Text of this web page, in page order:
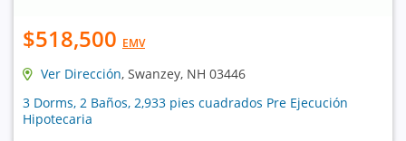
$518,500 EMV
Ver Dirección, Swanzey, NH 03446
3 Dorms, 2 Baños, 2,933 pies cuadrados Pre Ejecución
Hipotecaria